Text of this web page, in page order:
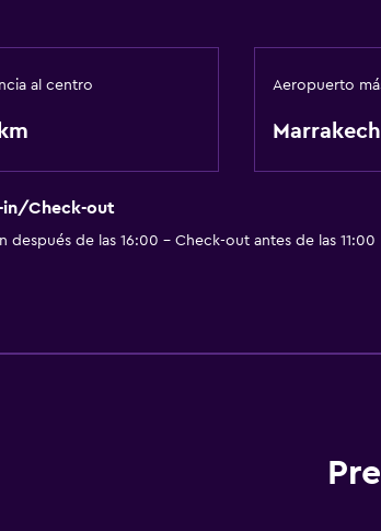
al centro Aeropuerto
in/Check-out
después de las 16:00 - Check-out antes de las 11:00